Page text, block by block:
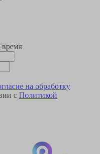
на обработку
с Политикой